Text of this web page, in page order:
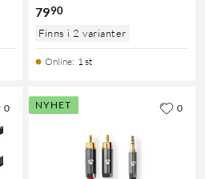
7990
Finns i 2 varianter
Online: 1 st
0 NYHET 0